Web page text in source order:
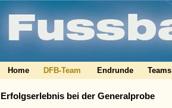
Home DFB-Team Endrunde Teams
Erfolgserlebnis bei der Generalprobe